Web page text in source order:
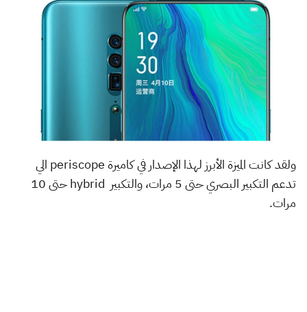
ولقد كانت الميزة الأبرز لهذا الإصدار في كاميرة periscope الي
تدعم التكبير البصري حتى 5 مرات، والتكبير hybrid حتى 10
مرات.